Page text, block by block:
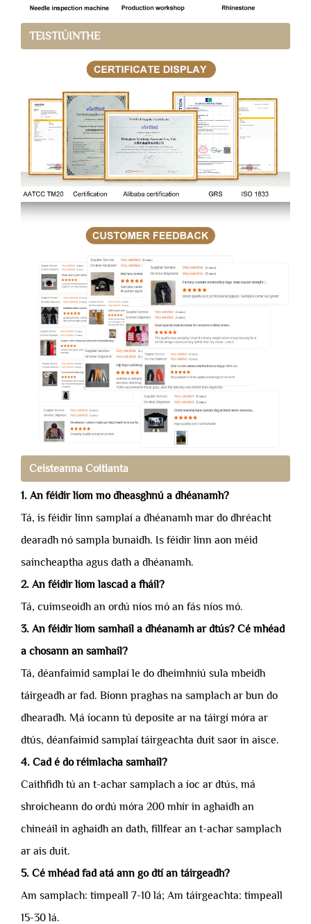
TEISTIÚINTHE
Ceisteanna Coitianta
1. An féidir liom mo dheasghnú a dhéanamh?
Tá, is féidir linn samplaí a dhéanamh mar do dhréacht
dearadh nó sampla bunaidh. Is féidir linn aon méid
saincheaptha agus dath a dhéanamh.
2. An féidir liom lascad a fháil?
Tá, cuimseoidh an ordú níos mó an fás níos mó.
3. An féidir liom samhail a dhéanamh ar dtús? Cé mhéad
a chosann an samhail?
Tá, déanfaimid samplaí le do dheimhniú sula mbeidh
táirgeadh ar fad. Bíonn praghas na samplach ar bun do
dhearadh. Má íocann tú deposite ar na táirgí móra ar
dtús, déanfaimid samplaí táirgeachta duit saor in aisce.
4. Cad é do réimlacha samhail?
Caithfidh tú an t-achar samplach a íoc ar dtús, má
shroicheann do ordú móra 200 mhír in aghaidh an
chineáil in aghaidh an dath, fillfear an t-achar samplach
ar ais duit.
5. Cé mhéad fad atá ann go dtí an táirgeadh?
Am samplach: timpeall 7-10 lá; Am táirgeachta: timpeall
15-30 lá.